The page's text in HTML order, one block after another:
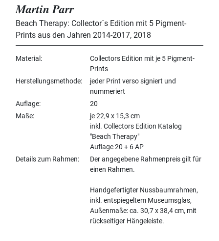
Martin Parr
Beach Therapy: Collector´s Edition mit 5 Pigment-
Prints aus den Jahren 2014-2017, 2018
Material
Collectors Edition mit je 5 Pigment-
Prints
Herstellungsmethode
jeder Print verso signiert und
nummeriert
Auflage
20
Maße
je 22,9 x 15,3 cm
inkl. Collectors Edition Katalog
"Beach Therapy"
Auflage 20 + 6 AP
Details zum Rahmen
Der angegebene Rahmenpreis gilt für
einen Rahmen.
Handgefertigter Nussbaumrahmen,
inkl. entspiegeltem Museumsglas,
Außenmaße: ca. 30,7 x 38,4 cm, mit
rückseitiger Hängeleiste.